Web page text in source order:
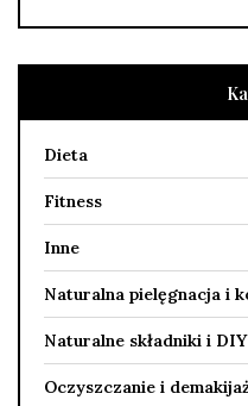
Dieta
Fitness
Inne
Naturalna pielęgnacja i
Naturalne składniki i DIY
Oczyszczanie i